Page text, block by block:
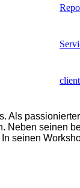
Als
Neben seinen
seinen